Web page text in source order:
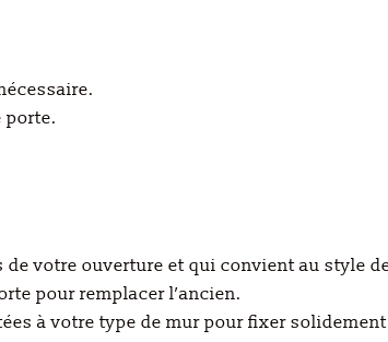
porte.
votre ouverture et qui convient au style
pour remplacer l’ancien.
à votre type de mur pour fixer